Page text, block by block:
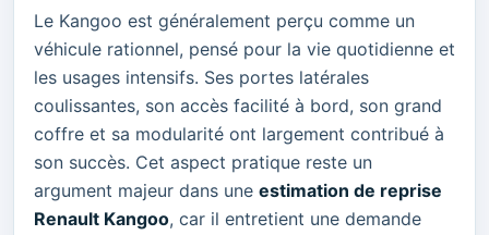
Le Kangoo est généralement perçu comme un
véhicule rationnel, pensé pour la vie quotidienne et
les usages intensifs. Ses portes latérales
coulissantes, son accès facilité à bord, son grand
coffre et sa modularité ont largement contribué à
son succès. Cet aspect pratique reste un
argument majeur dans une estimation de reprise
Renault Kangoo, car il entretient une demande